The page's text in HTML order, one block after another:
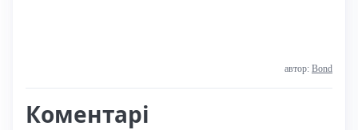
автор: Bond
Коментарі